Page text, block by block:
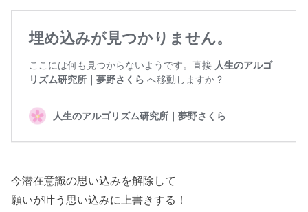
今潜在意識の思い込みを解除して
願いが叶う思い込みに上書きする！